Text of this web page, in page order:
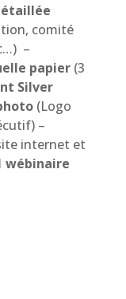
comité
–
papier(3
Silver
(Logo
–
internet et
wébinaire